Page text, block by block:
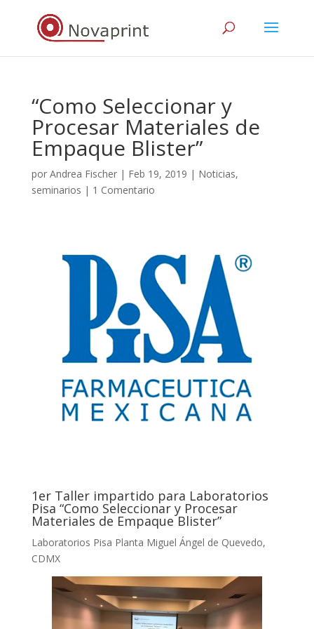
“Como Seleccionar y
Procesar Materiales de
Empaque Blister”
por Andrea Fischer| Feb 19, 2019 | Noticias,
seminarios | 1 Comentario
1er Taller impartido para Laboratorios
Pisa “Como Seleccionar y Procesar
Materiales de Empaque Blister”
Laboratorios Pisa Planta Miguel Ángel de Quevedo,
CDMX